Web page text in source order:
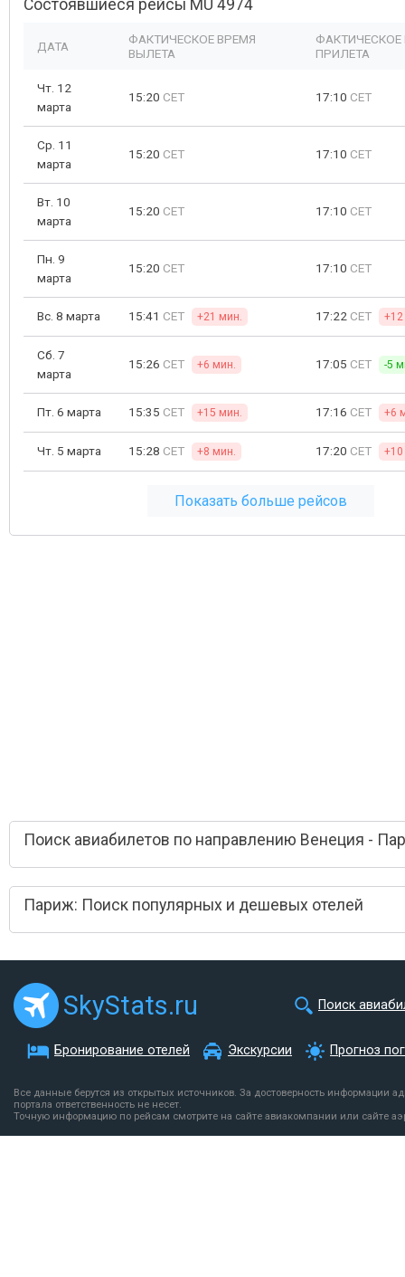
Состоявшиеся рейсы MU 4974
ДАТА
ФАКТИЧЕСКОЕ ВРЕМЯ
ВЫЛЕТА
ФАКТИЧЕСКОЕ
ПРИЛЕТА
Чт. 12
марта
15:20 CET 17:10 CET
Ср. 11
марта
15:20 CET 17:10 CET
Вт. 10
марта
15:20 CET 17:10 CET
Пн. 9
марта
15:20 CET 17:10 CET
Вс. 8 марта 15:41 CET +21 мин. 17:22 CET
Сб. 7
марта
15:26 CET +6 мин. 17:05 CET -5
Пт. 6 марта 15:35 CET +15 мин. 17:16 CET +6
Чт. 5 марта 15:28 CET +8 мин. 17:20 CET
Показать больше рейсов
Поиск авиабилетов по направлению Венеция -
Париж: Поиск популярных и дешевых отелей
SkyStats.ru Поиск
Бронирование отелей Экскурсии Прогноз
Все данные берутся из открытых источников. За достоверность информации
портала ответственность не несет.
Точную информацию по рейсам смотрите на сайте авиакомпании или сайте